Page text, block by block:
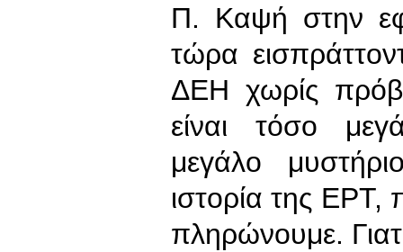
Π. Καψή στην
τώρα
ΔΕΗ χωρίς
είναι τόσο
μεγάλο
ιστορία της ΕΡΤ,
πληρώνουμε.